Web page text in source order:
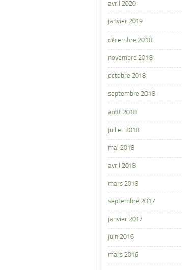
avril 2020
janvier 2019
décembre 2018
novembre 2018
octobre 2018
septembre 2018
août 2018
juillet 2018
mai 2018
avril 2018
mars 2018
septembre 2017
janvier 2017
juin 2016
mars 2016